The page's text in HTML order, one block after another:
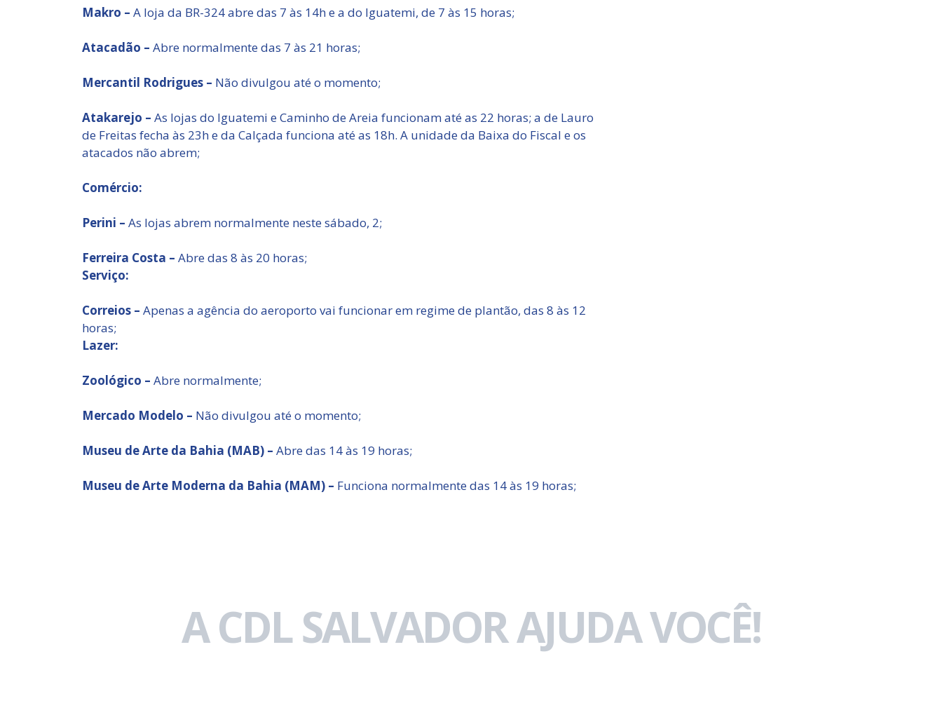
Makro – A loja da BR-324 abre das 7 às 14h e a do Iguatemi, de 7 às 15 horas;
Atacadão – Abre normalmente das 7 às 21 horas;
Mercantil Rodrigues – Não divulgou até o momento;
Atakarejo – As lojas do Iguatemi e Caminho de Areia funcionam até as 22 horas; a de Lauro
de Freitas fecha às 23h e da Calçada funciona até as 18h. A unidade da Baixa do Fiscal e os
atacados não abrem;
Comércio:
Perini – As lojas abrem normalmente neste sábado, 2;
Ferreira Costa – Abre das 8 às 20 horas;
Serviço:
Correios – Apenas a agência do aeroporto vai funcionar em regime de plantão, das 8 às 12
horas;
Lazer:
Zoológico – Abre normalmente;
Mercado Modelo – Não divulgou até o momento;
Museu de Arte da Bahia (MAB) – Abre das 14 às 19 horas;
Museu de Arte Moderna da Bahia (MAM) – Funciona normalmente das 14 às 19 horas;
A CDL SALVADOR AJUDA VOCÊ!